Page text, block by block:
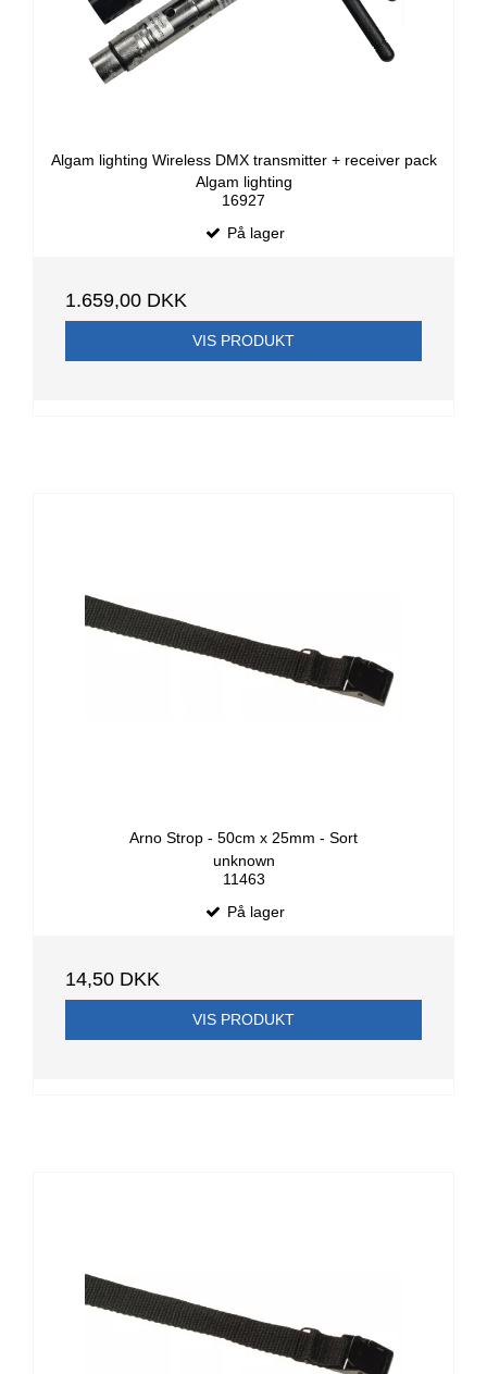
Algam lighting Wireless DMX transmitter + receiver pack
Algam lighting
16927
På lager
1.659,00 DKK
VIS PRODUKT
Arno Strop - 50cm x 25mm - Sort
unknown
11463
På lager
14,50 DKK
VIS PRODUKT